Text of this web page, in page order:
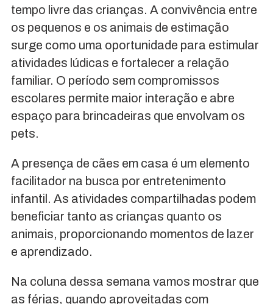
tempo livre das crianças. A convivência entre
os pequenos e os animais de estimação
surge como uma oportunidade para estimular
atividades lúdicas e fortalecer a relação
familiar. O período sem compromissos
escolares permite maior interação e abre
espaço para brincadeiras que envolvam os
pets.
A presença de cães em casa é um elemento
facilitador na busca por entretenimento
infantil. As atividades compartilhadas podem
beneficiar tanto as crianças quanto os
animais, proporcionando momentos de lazer
e aprendizado.
Na coluna dessa semana vamos mostrar que
as férias, quando aproveitadas com